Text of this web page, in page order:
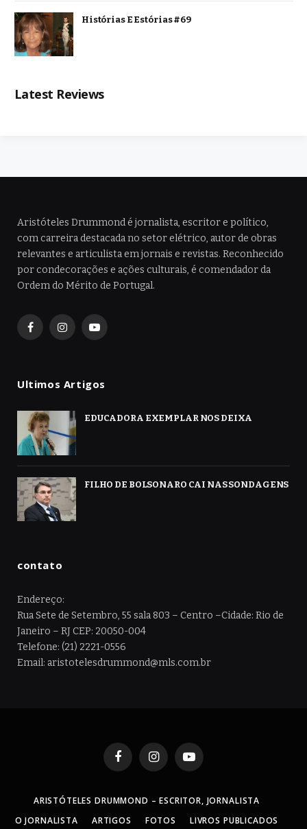
Histórias E Estórias #69
Latest Reviews
Aristóteles Drummond é jornalista, escritor e político,
com carreira destacada no setor elétrico, autor de obras
relevantes e articulista em jornais e revistas. Reconhecido
por condecorações e ações culturais, é comendador da
Ordem do Mérito de Portugal.
FacebookInstagramYouTube
Ultimos Artigos
EDUCADORA EXEMPLAR NOS DEIXA
FILHO DE BOLSONARO CAI NAS SONDAGENS
contato
Endereço:
Rua Sete de Setembro, 55 sala 803 – Centro –Cidade: Rio de
Janeiro – RJ CEP: 20050-004
Telefone: (21) 2221-0556
Email: aristotelesdrummond@mls.com.br
FacebookInstagramYouTube
ARISTÓTELES DRUMMOND – ESCRITOR, JORNALISTA
O JORNALISTA
ARTIGOS FOTOS LIVROS PUBLICADOS